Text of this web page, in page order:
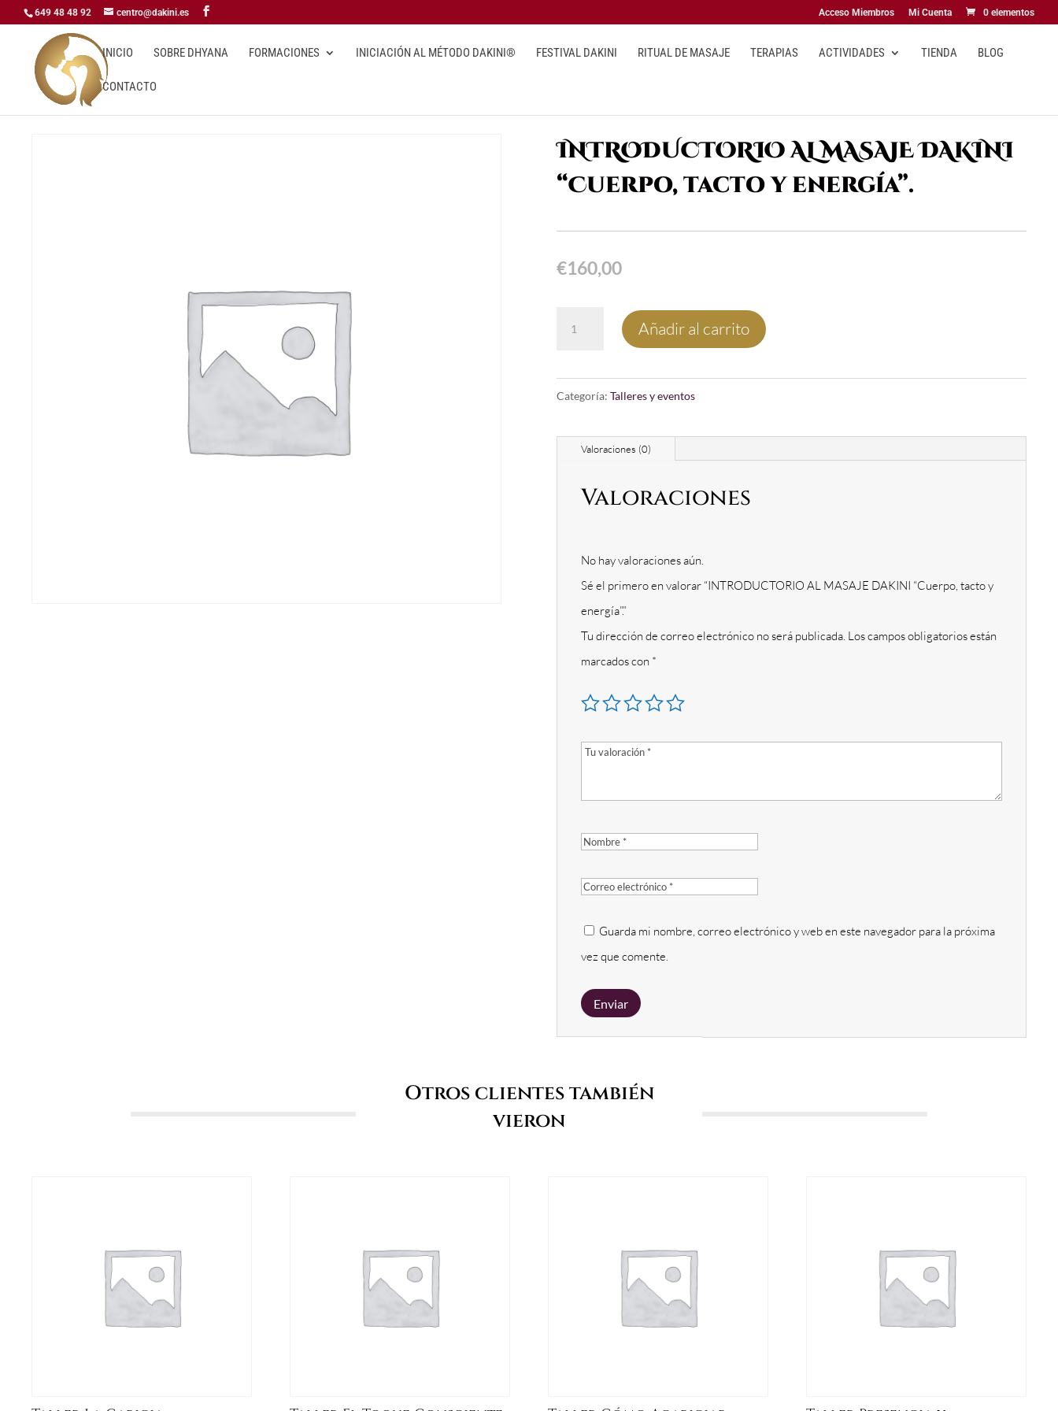
649 48 48 92 centro@dakini.es Acceso Miembros Mi Cuenta 0 elementos
INICIO SOBRE DHYANA FORMACIONES INICIACIÓN AL MÉTODO DAKINI® FESTIVAL DAKINI RITUAL DE MASAJE TERAPIAS ACTIVIDADES TIENDA BLOG
CONTACTO
Inicio/Talleres y eventos
INTRODUCTORIO AL MASAJE DAKINI
“Cuerpo, tacto y energía”.
€160,00
INTRODUCTORIO
DAKINI
TACTO
ENERGÍA”.
Añadir al carrito
Categoría: Talleres y eventos
Valoraciones (0)
Valoraciones
No hay valoraciones aún.
Sé el primero en valorar “INTRODUCTORIO AL MASAJE DAKINI “Cuerpo, tacto y
energía”.”
Tu dirección de correo electrónico no será publicada. Los campos obligatorios están
marcados con *
Guarda mi nombre, correo electrónico y web en este navegador para la próxima
vez que comente.
Otros clientes también
vieron